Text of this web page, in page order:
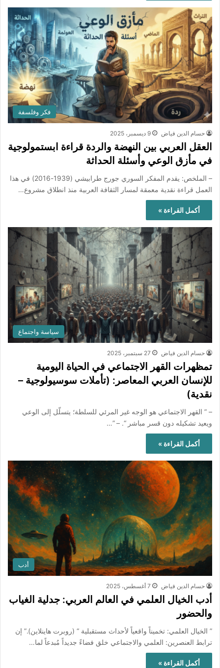
فكر وفلسفة
حسام الدين فياض 9 ديسمبر، 2025
العقل العربي بين النهضة والردة قراءة ابستمولوجية
في مأزق الوعي وأسئلة الحداثة
– الملخص: يقدم المفكر السوري جورج طرابيشي (1939-2016) في هذا
العمل قراءة نقدية معمقة لمسار الثقافة العربية منذ انطلاق مشروع…
أكمل القراءة »
سياسة واجتماع
حسام الدين فياض 27 سبتمبر، 2025
تمظهرات القهر الاجتماعي في الحياة اليومية
للإنسان العربي المعاصر: (تأملات سوسيولوجية –
نقدية)
– ” القهر الاجتماعي هو الوجه غير المرئي للسلطة؛ يتسلّل إلى الوعي
ويعيد تشكيله دون قسر مباشر “. – ”…
أكمل القراءة »
أدب
حسام الدين فياض 7 أغسطس، 2025
أدب الخيال العلمي في العالم العربي: جدلية الغياب
والحضور
” الخيال العلمي: تخميناً واقعياً لأحداث مستقبلية “ (روبرت هاينلاين).” إن
ترابط العنصرين: العلمي والاجتماعي خلق فضاءً جديداً مُبدعاً لما…
أكمل القراءة »